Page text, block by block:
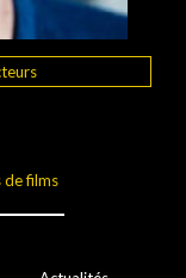
de films